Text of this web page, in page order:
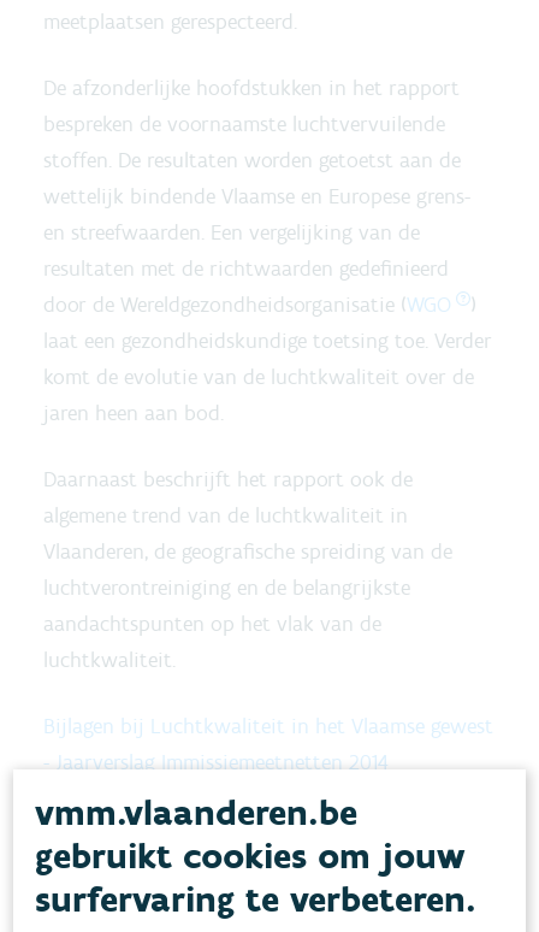
meetplaatsen gerespecteerd.
De afzonderlijke hoofdstukken in het rapport
bespreken de voornaamste luchtvervuilende
stoffen. De resultaten worden getoetst aan de
wettelijk bindende Vlaamse en Europese grens-
en streefwaarden. Een vergelijking van de
resultaten met de richtwaarden gedefinieerd
door de Wereldgezondheidsorganisatie (WGO
)
laat een gezondheidskundige toetsing toe. Verder
komt de evolutie van de luchtkwaliteit over de
jaren heen aan bod.
Daarnaast beschrijft het rapport ook de
algemene trend van de luchtkwaliteit in
Vlaanderen, de geografische spreiding van de
luchtverontreiniging en de belangrijkste
aandachtspunten op het vlak van de
luchtkwaliteit.
Bijlagen bij Luchtkwaliteit in het Vlaamse gewest
- Jaarverslag Immissiemeetnetten 2014
vmm.vlaanderen.be
gebruikt cookies om jouw
surfervaring te verbeteren.